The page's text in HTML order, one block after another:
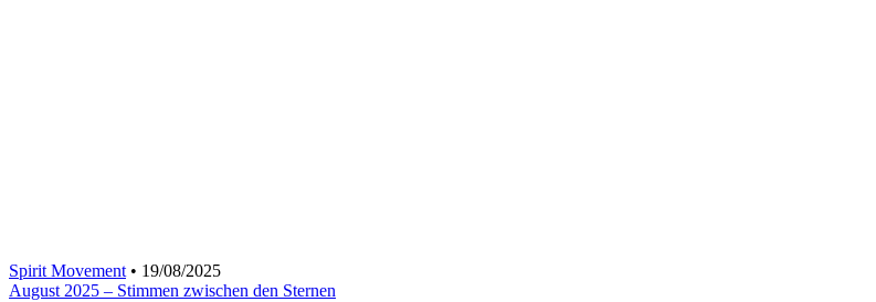
Spirit Movement• 19/08/2025
August 2025 – Stimmen zwischen den Sternen